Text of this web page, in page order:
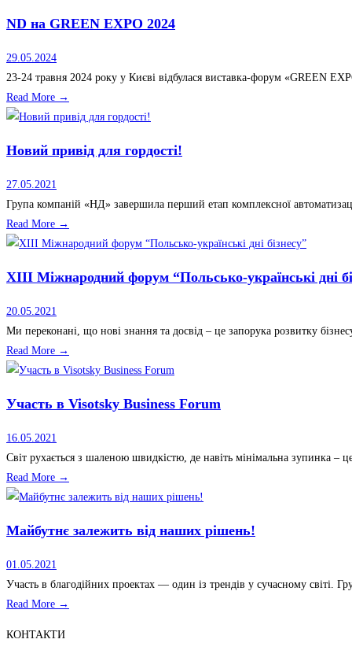
ND на GREEN EXPO 2024
29.05.2024
23-24 травня 2024 року у Києві відбулася виставка-форум «GREEN
Read More →
Новий привід для гордості!
27.05.2021
Група компаній «НД» завершила перший етап комплексної
Read More →
XIII Міжнародний форум “Польсько-українські дні
20.05.2021
Ми переконані, що нові знання та досвід – це запорука розвитку
Read More →
Участь в Visotsky Business Forum
16.05.2021
Світ рухається з шаленою швидкістю, де навіть мінімальна зупинка –
Read More →
Майбутнє залежить від наших рішень!
01.05.2021
Участь в благодійних проектах — один із трендів у сучасному світі.
Read More →
КОНТАКТИ